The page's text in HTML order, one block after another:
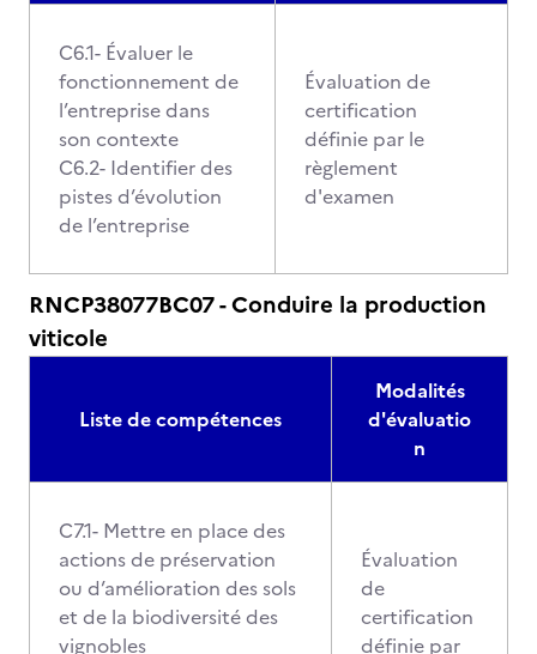
C6.1- Évaluer le
fonctionnement de
l’entreprise dans
son contexte
C6.2- Identifier des
pistes d’évolution
de l’entreprise
Évaluation de
certification
définie par le
règlement
d'examen
RNCP38077BC07 - Conduire la production
viticole
Liste de compétences
Modalités
d'évaluatio
n
C7.1- Mettre en place des
actions de préservation
ou d’amélioration des sols
et de la biodiversité des
vignobles
Évaluation
de
certification
définie par